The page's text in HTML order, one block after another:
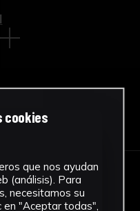
Ficha
cookies
que nos ayudan
(análisis). Para
necesitamos su
en "Aceptar todas",